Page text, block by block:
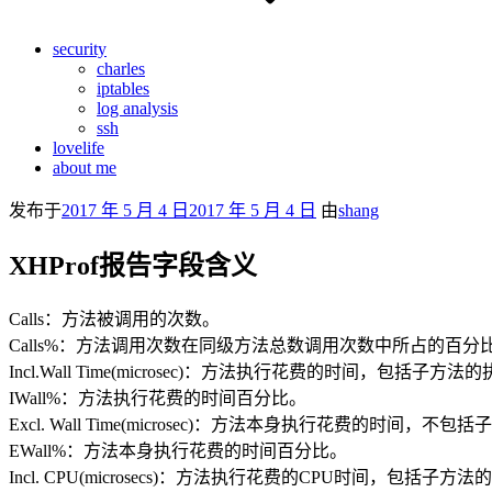
security
charles
iptables
log analysis
ssh
lovelife
about me
发布于2017 年 5 月 4 日 2017 年 5 月 4 日 由shang
XHProf报告字段含义
Calls：方法被调用的次数。
Calls%：方法调用次数在同级方法总数调用次数中所占的百分
Incl.Wall Time(microsec)：方法执行花费的时间，包括子方法
IWall%：方法执行花费的时间百分比。
Excl. Wall Time(microsec)：方法本身执行花费的时间，不包括
EWall%：方法本身执行花费的时间百分比。
Incl. CPU(microsecs)：方法执行花费的CPU时间，包括子方法